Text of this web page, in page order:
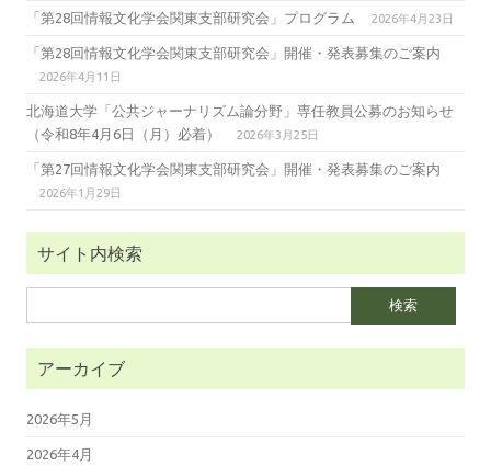
「第28回情報文化学会関東支部研究会」プログラム 2026年4月23日
「第28回情報文化学会関東支部研究会」開催・発表募集のご案内
2026年4月11日
北海道大学「公共ジャーナリズム論分野」専任教員公募のお知らせ
（令和8年4月6日（月）必着）
2026年3月25日
「第27回情報文化学会関東支部研究会」開催・発表募集のご案内
2026年1月29日
サイト内検索
索:
アーカイブ
2026年5月
2026年4月